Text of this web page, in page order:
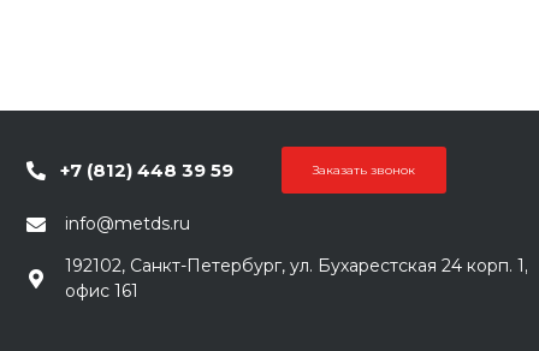
+7 (812) 448 39 59 Заказать звонок
info@metds.ru
192102, Санкт-Петербург, ул. Бухарестская 24 корп. 1,
офис 161